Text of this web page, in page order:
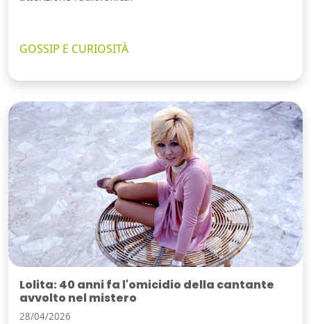
GOSSIP E CURIOSITÀ
Lolita: 40 anni fa l'omicidio della cantante
avvolto nel mistero
28/04/2026